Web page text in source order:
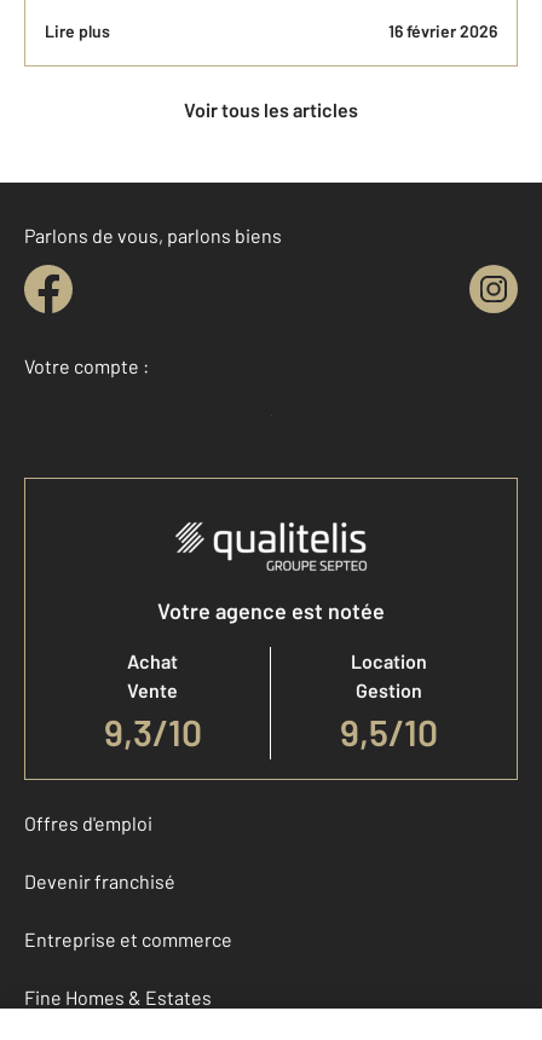
Lire plus 16 février 2026
Voir tous les articles
Parlons de vous, parlons biens
Votre compte :
Accéder à mon compte
Votre agence est notée
Achat
Vente
9,3/10
Location
Gestion
9,5/10
Offres d'emploi
Devenir franchisé
Entreprise et commerce
Fine Homes & Estates